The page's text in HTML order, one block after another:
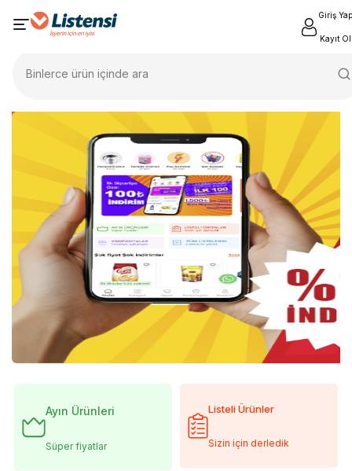
Giriş Yap
Kayıt Ol
Binlerce ürün içinde ara
Ayın Ürünleri
Süper fiyatlar
Listeli Ürünler
Sizin için derledik